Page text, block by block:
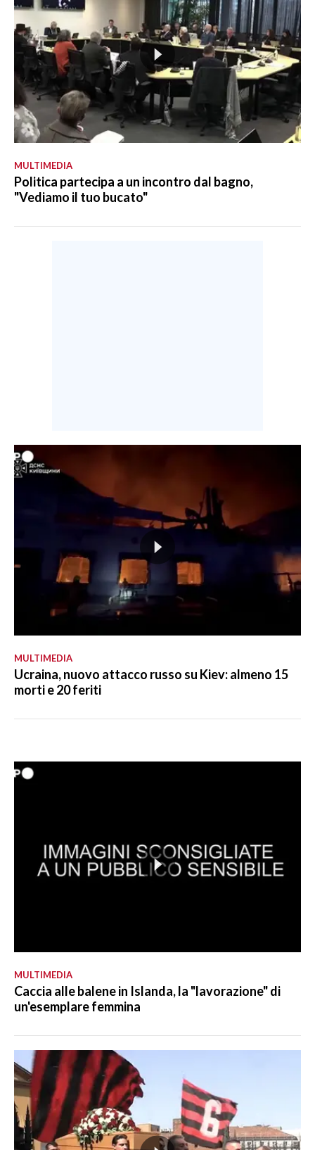
MULTIMEDIA
Politica partecipa a un incontro dal bagno,
"Vediamo il tuo bucato"
MULTIMEDIA
Ucraina, nuovo attacco russo su Kiev: almeno 15
morti e 20 feriti
MULTIMEDIA
Caccia alle balene in Islanda, la "lavorazione" di
un'esemplare femmina